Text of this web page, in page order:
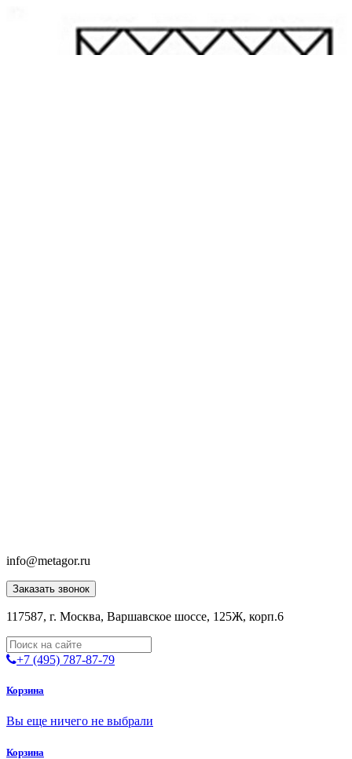
info@metagor.ru
Заказать звонок
117587, г. Москва, Варшавское шоссе, 125Ж, корп.6
+7 (495) 787-87-79
Корзина
Вы еще ничего не выбрали
Корзина